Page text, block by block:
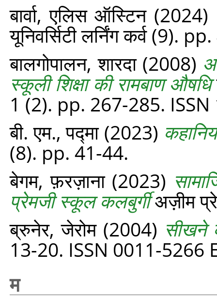
बार्वा, एलिस ऑस्टिन(2024)
यूनिवर्सिटी लर्निंग कर्व (9).
बालगोपालन, शारदा(2008)
स्कूली शिक्षा की रामबाण औषधि
1 (2). pp. 267-285.
बी. एम., पद्मा(2023)
(8). pp. 41-44.
बेगम, फ़रज़ाना(2023)
प्रेमजी स्कूल कलबुर्गीअज़ीम
ब्रुनेर, जेरोम(2004) सीखने
13-20. ISSN 0011-5266
म